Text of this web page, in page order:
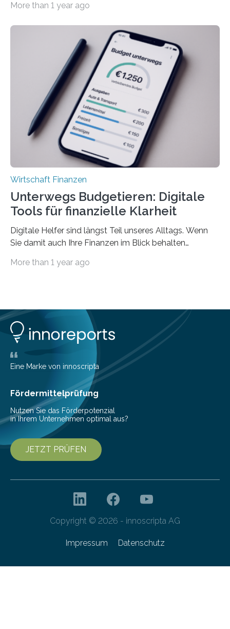
tarifgebundenen Betrieben ist der Anteil mit 72 Prozent
Unterkünfte fast überall deutlich teurer geworden. Für
viele Beschäftigte ist deshalb das zumeist im Juni oder
Juli ausgezahlte Urlaubsgeld ein wichtiger Faktor, um
sich den wohlverdienten Jahresurlaub leisten zu
können. Allerdings erhält mit 44 Prozent noch nicht
einmal die Hälfte aller Beschäftigten in der
Privatwirtschaft Urlaubsgeld. Zu diesem…
More than 1 year ago
Wirtschaft Finanzen
Unterwegs Budgetieren: Digitale
Tools für finanzielle Klarheit
Digitale Helfer sind längst Teil unseres Alltags. Wenn
Sie damit auch Ihre Finanzen im Blick behalten
die genau das ermöglichen: Sie helfen Ihnen, Ausgaben
Lösungen interessieren. 1. Multibanking-Tools: Alle
Konten auf einen Blick Viele Banken bieten bereits in
ihrem Online-Banking eine Multibanking-Funktion an,
mit der sich Konten bei anderen Banken…
More than 1 year ago
Eine Marke von innoscripta
Fördermittelprüfung
Nutzen Sie das Förderpotenzial
in Ihrem Unternehmen optimal aus?
JETZT PRÜFEN
Copyright © 2026 - innoscripta AG
Impressum Datenschutz